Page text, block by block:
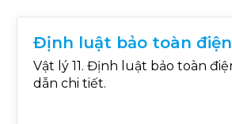
Định luật bảo toàn
Vật lý 11. Định luật bảo toàn
dẫn chi tiết.